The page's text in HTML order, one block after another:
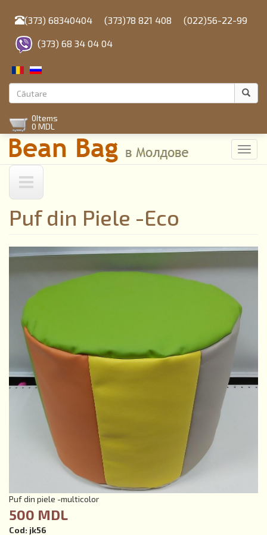
principal
(373) 68340404 (373)78 821 408 (022)56-22-99
(373) 68 34 04 04
Formular
de
căutare
0Items
0 MDL
Puf din Piele -Eco
Puf din piele -multicolor
500 MDL
Cod: jk56